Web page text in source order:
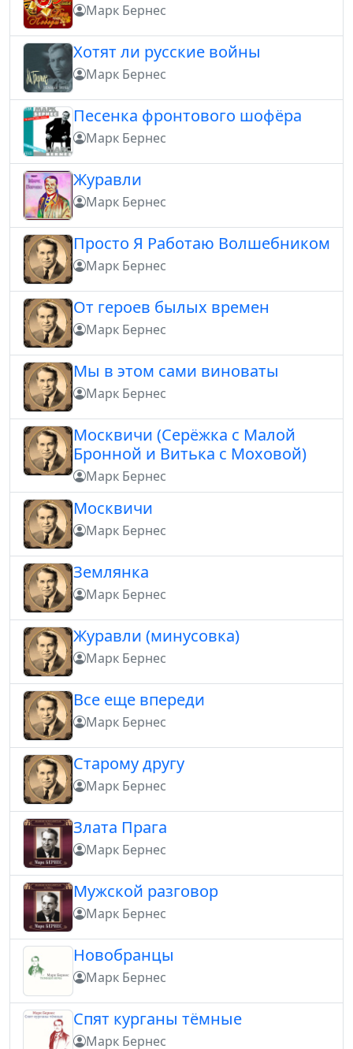
Марк Бернес
Хотят ли русские войны
Марк Бернес
Песенка фронтового шофёра
Марк Бернес
Журавли
Марк Бернес
Просто Я Работаю Волшебником
Марк Бернес
От героев былых времен
Марк Бернес
Мы в этом сами виноваты
Марк Бернес
Москвичи (Серёжка с Малой
Бронной и Витька с Моховой)
Марк Бернес
Москвичи
Марк Бернес
Землянка
Марк Бернес
Журавли (минусовка)
Марк Бернес
Все еще впереди
Марк Бернес
Старому другу
Марк Бернес
Злата Прага
Марк Бернес
Мужской разговор
Марк Бернес
Новобранцы
Марк Бернес
Спят курганы тëмные
Марк Бернес